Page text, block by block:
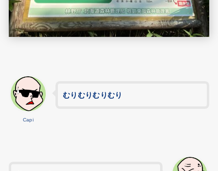
Capi
むりむりむりむり